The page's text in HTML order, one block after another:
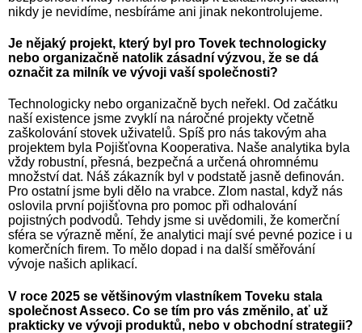
nikdy je nevidíme, nesbíráme ani jinak nekontrolujeme.
Je nějaký projekt, který byl pro Tovek technologicky
nebo organizačně natolik zásadní výzvou, že se dá
označit za milník ve vývoji vaší společnosti?
Technologicky nebo organizačně bych neřekl. Od začátku
naší existence jsme zvyklí na náročné projekty včetně
zaškolování stovek uživatelů. Spíš pro nás takovým aha
projektem byla Pojišťovna Kooperativa. Naše analytika byla
vždy robustní, přesná, bezpečná a určená ohromnému
množství dat. Náš zákazník byl v podstatě jasně definován.
Pro ostatní jsme byli dělo na vrabce. Zlom nastal, když nás
oslovila první pojišťovna pro pomoc při odhalování
pojistných podvodů. Tehdy jsme si uvědomili, že komerční
sféra se výrazně mění, že analytici mají své pevné pozice i u
komerčních firem. To mělo dopad i na další směřování
vývoje našich aplikací.
V roce 2025 se většinovým vlastníkem Toveku stala
společnost Asseco. Co se tím pro vás změnilo, ať už
prakticky ve vývoji produktů, nebo v obchodní strategii?